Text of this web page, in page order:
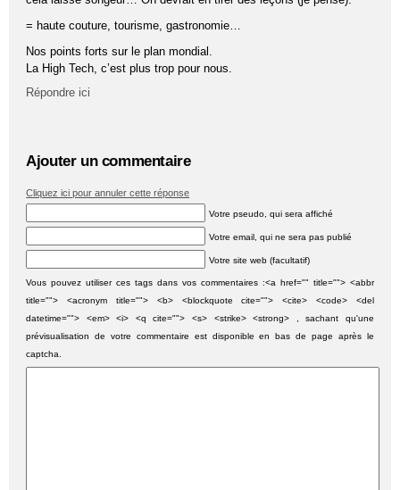
= haute couture, tourisme, gastronomie…
Nos points forts sur le plan mondial.
La High Tech, c’est plus trop pour nous.
Répondre ici
Ajouter un commentaire
Cliquez ici pour annuler cette réponse
Votre pseudo, qui sera affiché
Votre email, qui ne sera pas publié
Votre site web (facultatif)
Vous pouvez utiliser ces tags dans vos commentaires :<a href="" title=""> <abbr
title=""> <acronym title=""> <b> <blockquote cite=""> <cite> <code> <del
datetime=""> <em> <i> <q cite=""> <s> <strike> <strong> , sachant qu'une
prévisualisation de votre commentaire est disponible en bas de page après le
captcha.